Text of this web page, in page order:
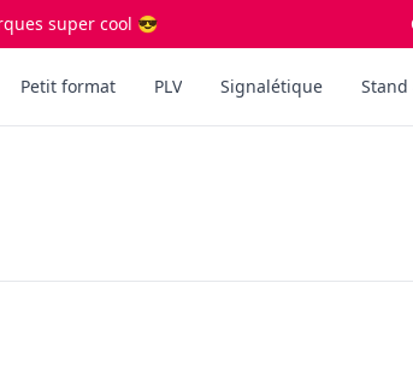
super cool 😎
Petit format PLV Signalétique Stand